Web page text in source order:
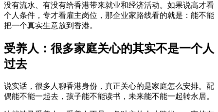
没有流水、有没有给香港带来就业和经济活动。如果说高才看
个人条件，专才看雇主岗位，那企业家路线看的就是：能不能
把一个真实生意放到香港。
受养人：很多家庭关心的其实不是一个人
过去
说实话，很多人聊香港身份，真正关心的是家庭怎么安排。配
偶能不能一起去，孩子能不能读书，未来能不能一起转永居。